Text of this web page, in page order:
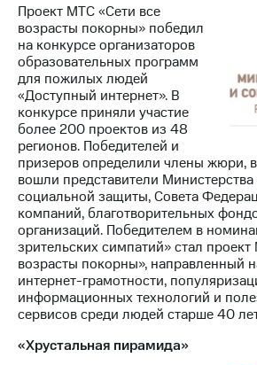
Проект МТС «Сети все
возрасты покорны» победил
на конкурсе организаторов
образовательных программ
для пожилых людей
«Доступный интернет». В
конкурсе приняли участие
более 200 проектов из 48
регионов. Победителей и
призеров определили члены жюри, в
вошли представители Министерства
социальной защиты, Совета
компаний, благотворительных
организаций. Победителем в
зрительских симпатий» стал
возрасты покорны», направленный
интернет-грамотности,
информационных технологий и
сервисов среди людей старше 40
«Хрустальная пирамида»